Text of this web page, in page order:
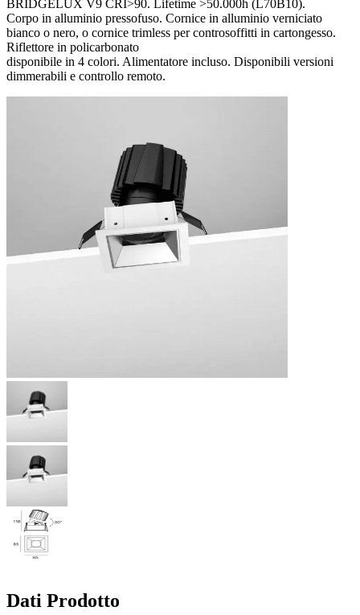
BRIDGELUX V9 CRI>90. Lifetime >50.000h (L70B10).
Corpo in alluminio pressofuso. Cornice in alluminio verniciato
bianco o nero, o cornice trimless per controsoffitti in cartongesso.
Riflettore in policarbonato
disponibile in 4 colori. Alimentatore incluso. Disponibili versioni
dimmerabili e controllo remoto.
Dati Prodotto